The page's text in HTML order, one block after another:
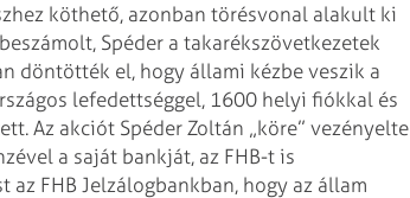
köthető, azonban törésvonal alakult ki
Spéder a takarékszövetkezetek
döntötték el, hogy állami kézbe veszik a
lefedettséggel, 1600 helyi fiókkal és
Az akciót Spéder Zoltán „köre” vezényelte
a saját bankját, az FHB-t is
FHB Jelzálogbankban, hogy az állam